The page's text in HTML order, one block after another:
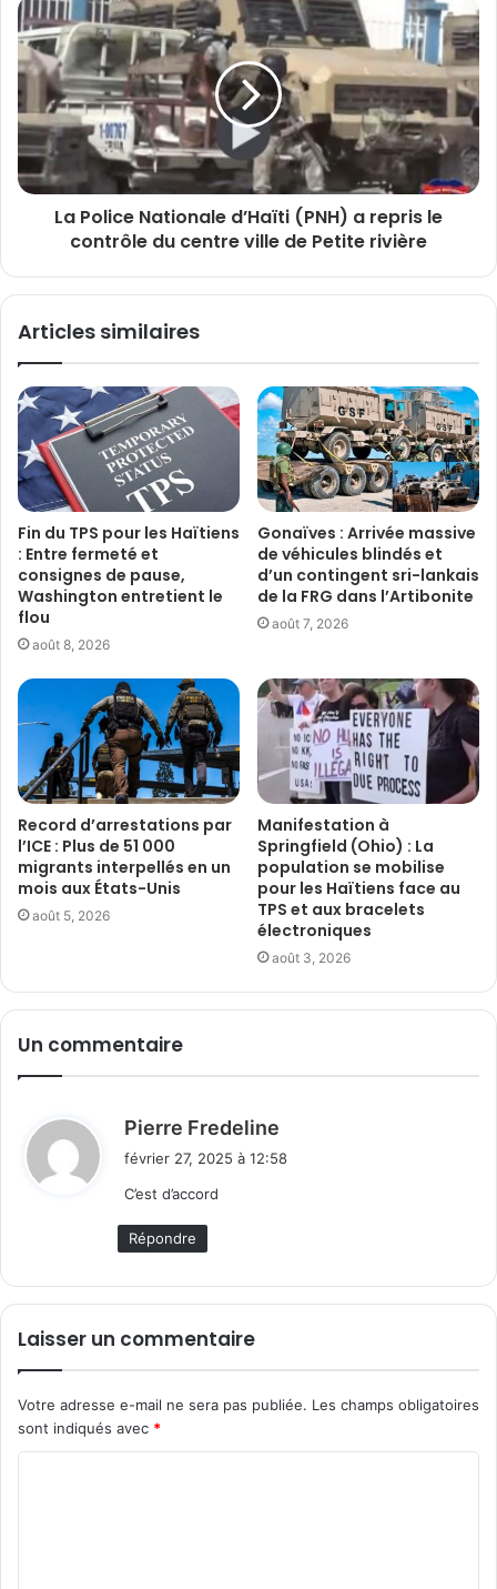
La Police Nationale d’Haïti (PNH) a repris le
contrôle du centre ville de Petite rivière
Articles similaires
Fin du TPS pour les Haïtiens
: Entre fermeté et
consignes de pause,
Washington entretient le
flou
août 8, 2026
Gonaïves : Arrivée massive
de véhicules blindés et
d’un contingent sri-lankais
de la FRG dans l’Artibonite
août 7, 2026
Record d’arrestations par
l’ICE : Plus de 51 000
migrants interpellés en un
mois aux États-Unis
août 5, 2026
Manifestation à
Springfield (Ohio) : La
population se mobilise
pour les Haïtiens face au
TPS et aux bracelets
électroniques
août 3, 2026
Un commentaire
Pierre Fredeline
février 27, 2025 à 12:58
C’est d’accord
Répondre
Laisser un commentaire
Votre adresse e-mail ne sera pas publiée. Les champs obligatoires
sont indiqués avec *